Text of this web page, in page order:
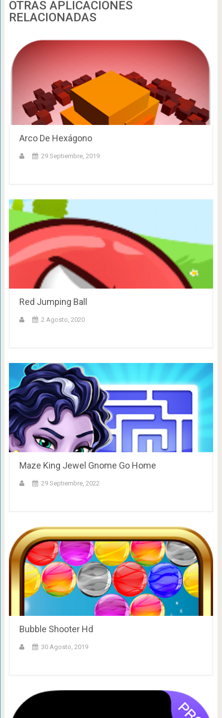
OTRAS APLICACIONES
RELACIONADAS
Arco De Hexágono
29 Septiembre, 2019
Red Jumping Ball
2 Agosto, 2020
Maze King Jewel Gnome Go Home
29 Septiembre, 2022
Bubble Shooter Hd
30 Agosto, 2019